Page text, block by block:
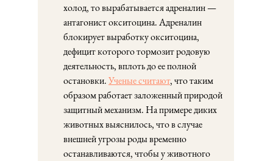
холод, то вырабатывается адреналин —
антагонист окситоцина. Адреналин
блокирует выработку окситоцина,
дефицит которого тормозит родовую
деятельность, вплоть до ее полной
остановки.Ученые считают, что таким
образом работает заложенный природой
защитный механизм. На примере диких
животных выяснилось, что в случае
внешней угрозы роды временно
останавливаются, чтобы у животного